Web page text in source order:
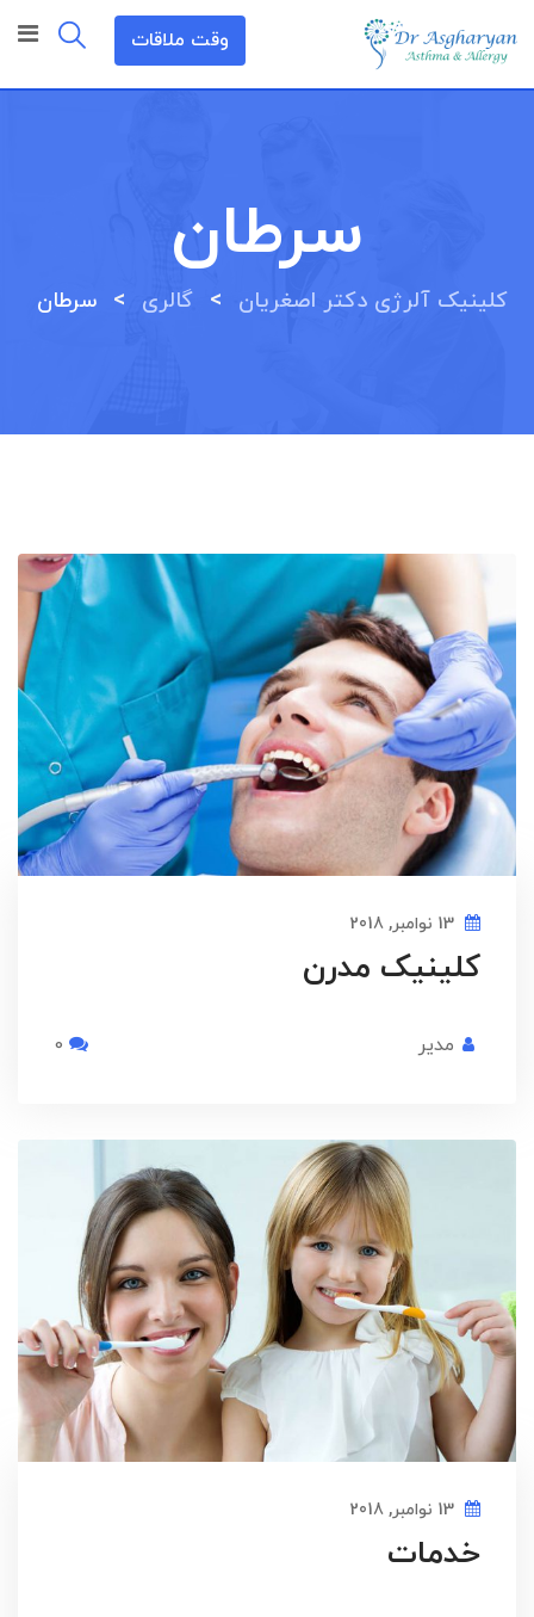
محتوا
وقت ملاقات
سرطان
کلینیک آلرژی دکتر اصغریان > گالری > سرطان
کلینیک مدرن
مدیر
خدمات